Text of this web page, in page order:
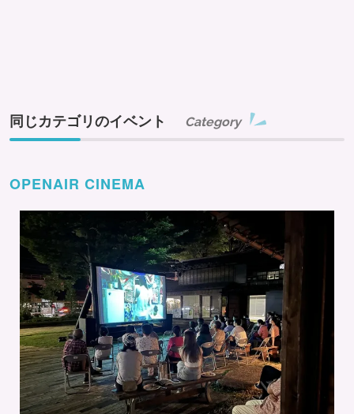
同じカテゴリのイベント Category
OPENAIR CINEMA